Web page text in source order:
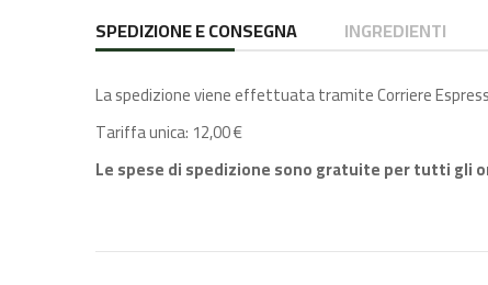
SPEDIZIONE E CONSEGNA INGREDIENTI
La spedizione viene effettuata tramite Corriere
Tariffa unica: 12,00 €
Le spese di spedizione sono gratuite per tutti gli